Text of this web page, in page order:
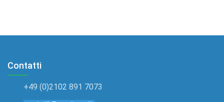
Contatti
+49 (0)2102 891 7073